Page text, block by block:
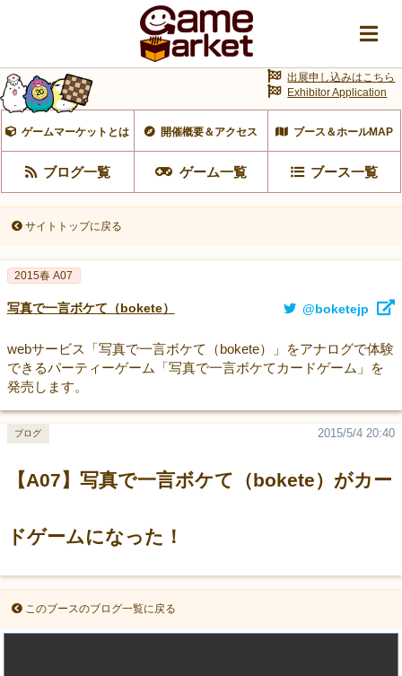
ゲームマーケットとは 開催概要＆アクセス ブース＆ホールMAP
ブログ一覧 ゲーム一覧 ブース一覧
出展申し込みはこちら
Exhibitor Application
サイトトップに戻る
2015春 A07
写真で一言ボケて（bokete） @boketejp
webサービス「写真で一言ボケて（bokete）」をアナログで体験
できるパーティーゲーム「写真で一言ボケてカードゲーム」を
発売します。
【A07】写真で一言ボケて（bokete）がカー
ドゲームになった！
2015/5/4 20:40
ブログ
このブースのブログ一覧に戻る